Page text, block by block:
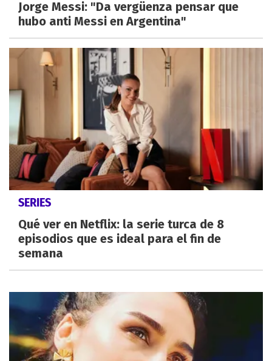
Jorge Messi: "Da vergüenza pensar que
hubo anti Messi en Argentina"
SERIES
Qué ver en Netflix: la serie turca de 8
episodios que es ideal para el fin de
semana